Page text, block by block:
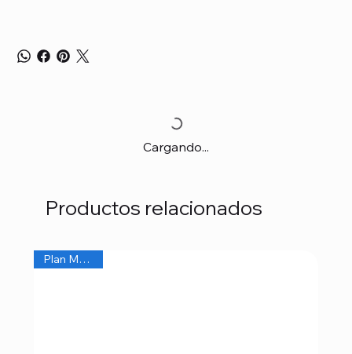
Cargando...
Productos relacionados
Plan Mensual